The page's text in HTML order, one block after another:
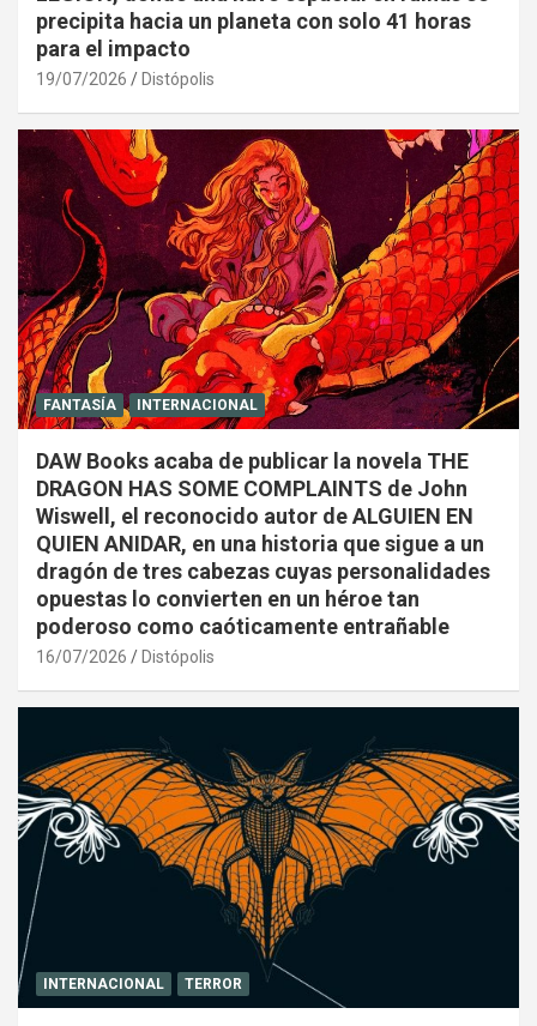
precipita hacia un planeta con solo 41 horas
para el impacto
19/07/2026 Distópolis
FANTASÍA INTERNACIONAL
DAW Books acaba de publicar la novela THE
DRAGON HAS SOME COMPLAINTS de John
Wiswell, el reconocido autor de ALGUIEN EN
QUIEN ANIDAR, en una historia que sigue a un
dragón de tres cabezas cuyas personalidades
opuestas lo convierten en un héroe tan
poderoso como caóticamente entrañable
16/07/2026 Distópolis
INTERNACIONAL TERROR